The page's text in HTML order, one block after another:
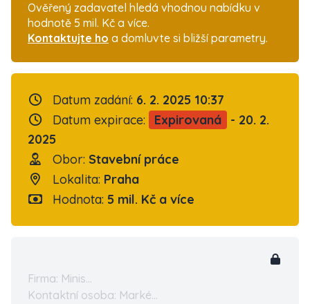
Ověřený zadavatel hledá vhodnou nabídku v
hodnotě 5 mil. Kč a více.
Kontaktujte ho a domluvte si bližší parametry.
Datum zadání: 6. 2. 2025 10:37
Datum expirace:
Expirovaná
- 20. 2.
2025
Obor: Stavební práce
Lokalita: Praha
Hodnota: 5 mil. Kč a více
Firma: Minis...
Kontaktní osoba: Marké...